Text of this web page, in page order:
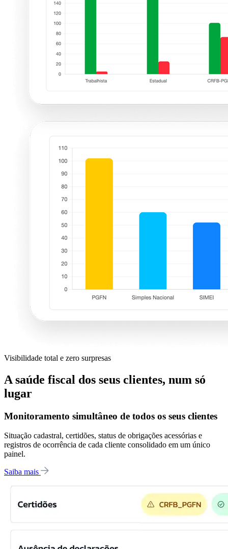
Visibilidade total e zero surpresas
A saúde fiscal dos seus clientes, num só
lugar
Monitoramento simultâneo de todos os seus clientes
Situação cadastral, certidões, status de obrigações acessórias e
registros de ocorrência de cada cliente consolidado em um único
painel.
Saiba mais